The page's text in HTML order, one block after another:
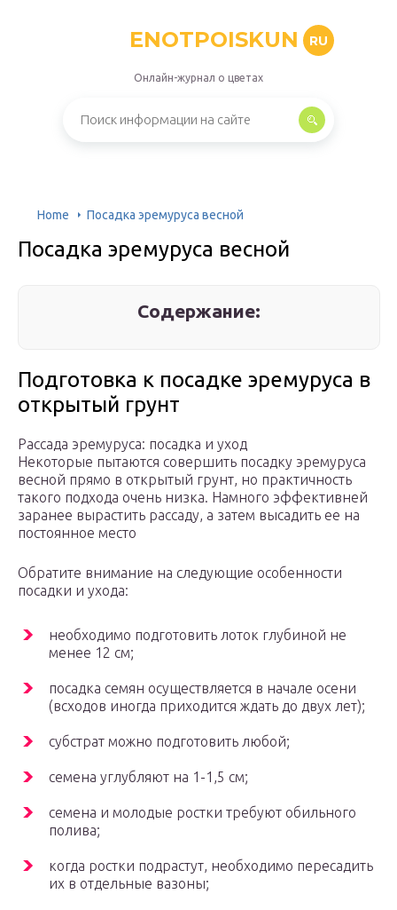
ENOTPOISKUN RU
Онлайн-журнал о цветах
Home Посадка эремуруса весной
Посадка эремуруса весной
Содержание:
Подготовка к посадке эремуруса в
открытый грунт
Рассада эремуруса: посадка и уход
Некоторые пытаются совершить посадку эремуруса
весной прямо в открытый грунт, но практичность
такого подхода очень низка. Намного эффективней
заранее вырастить рассаду, а затем высадить ее на
постоянное место
Обратите внимание на следующие особенности
посадки и ухода:
необходимо подготовить лоток глубиной не
менее 12 см;
посадка семян осуществляется в начале осени
(всходов иногда приходится ждать до двух лет);
субстрат можно подготовить любой;
семена углубляют на 1-1,5 см;
семена и молодые ростки требуют обильного
полива;
когда ростки подрастут, необходимо пересадить
их в отдельные вазоны;